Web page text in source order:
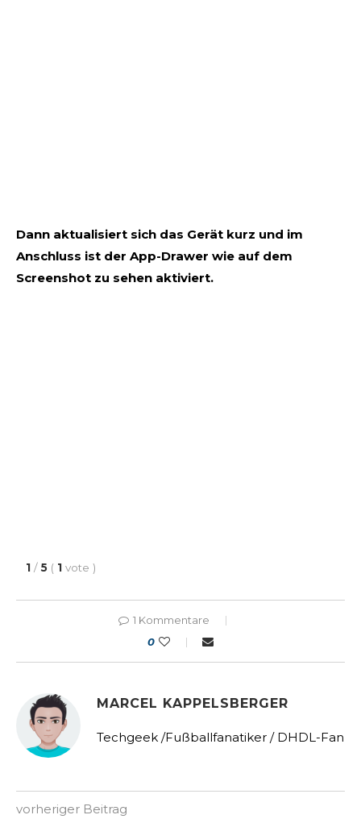
Dann aktualisiert sich das Gerät kurz und im
Anschluss ist der App-Drawer wie auf dem
Screenshot zu sehen aktiviert.
1 / 5 ( 1 vote )
1 Kommentare
0
MARCEL KAPPELSBERGER
Techgeek /Fußballfanatiker / DHDL-Fan
vorheriger Beitrag